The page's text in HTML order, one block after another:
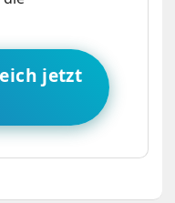
jetzt